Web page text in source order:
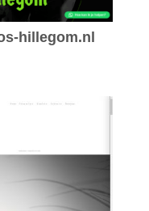
hillegom.nl